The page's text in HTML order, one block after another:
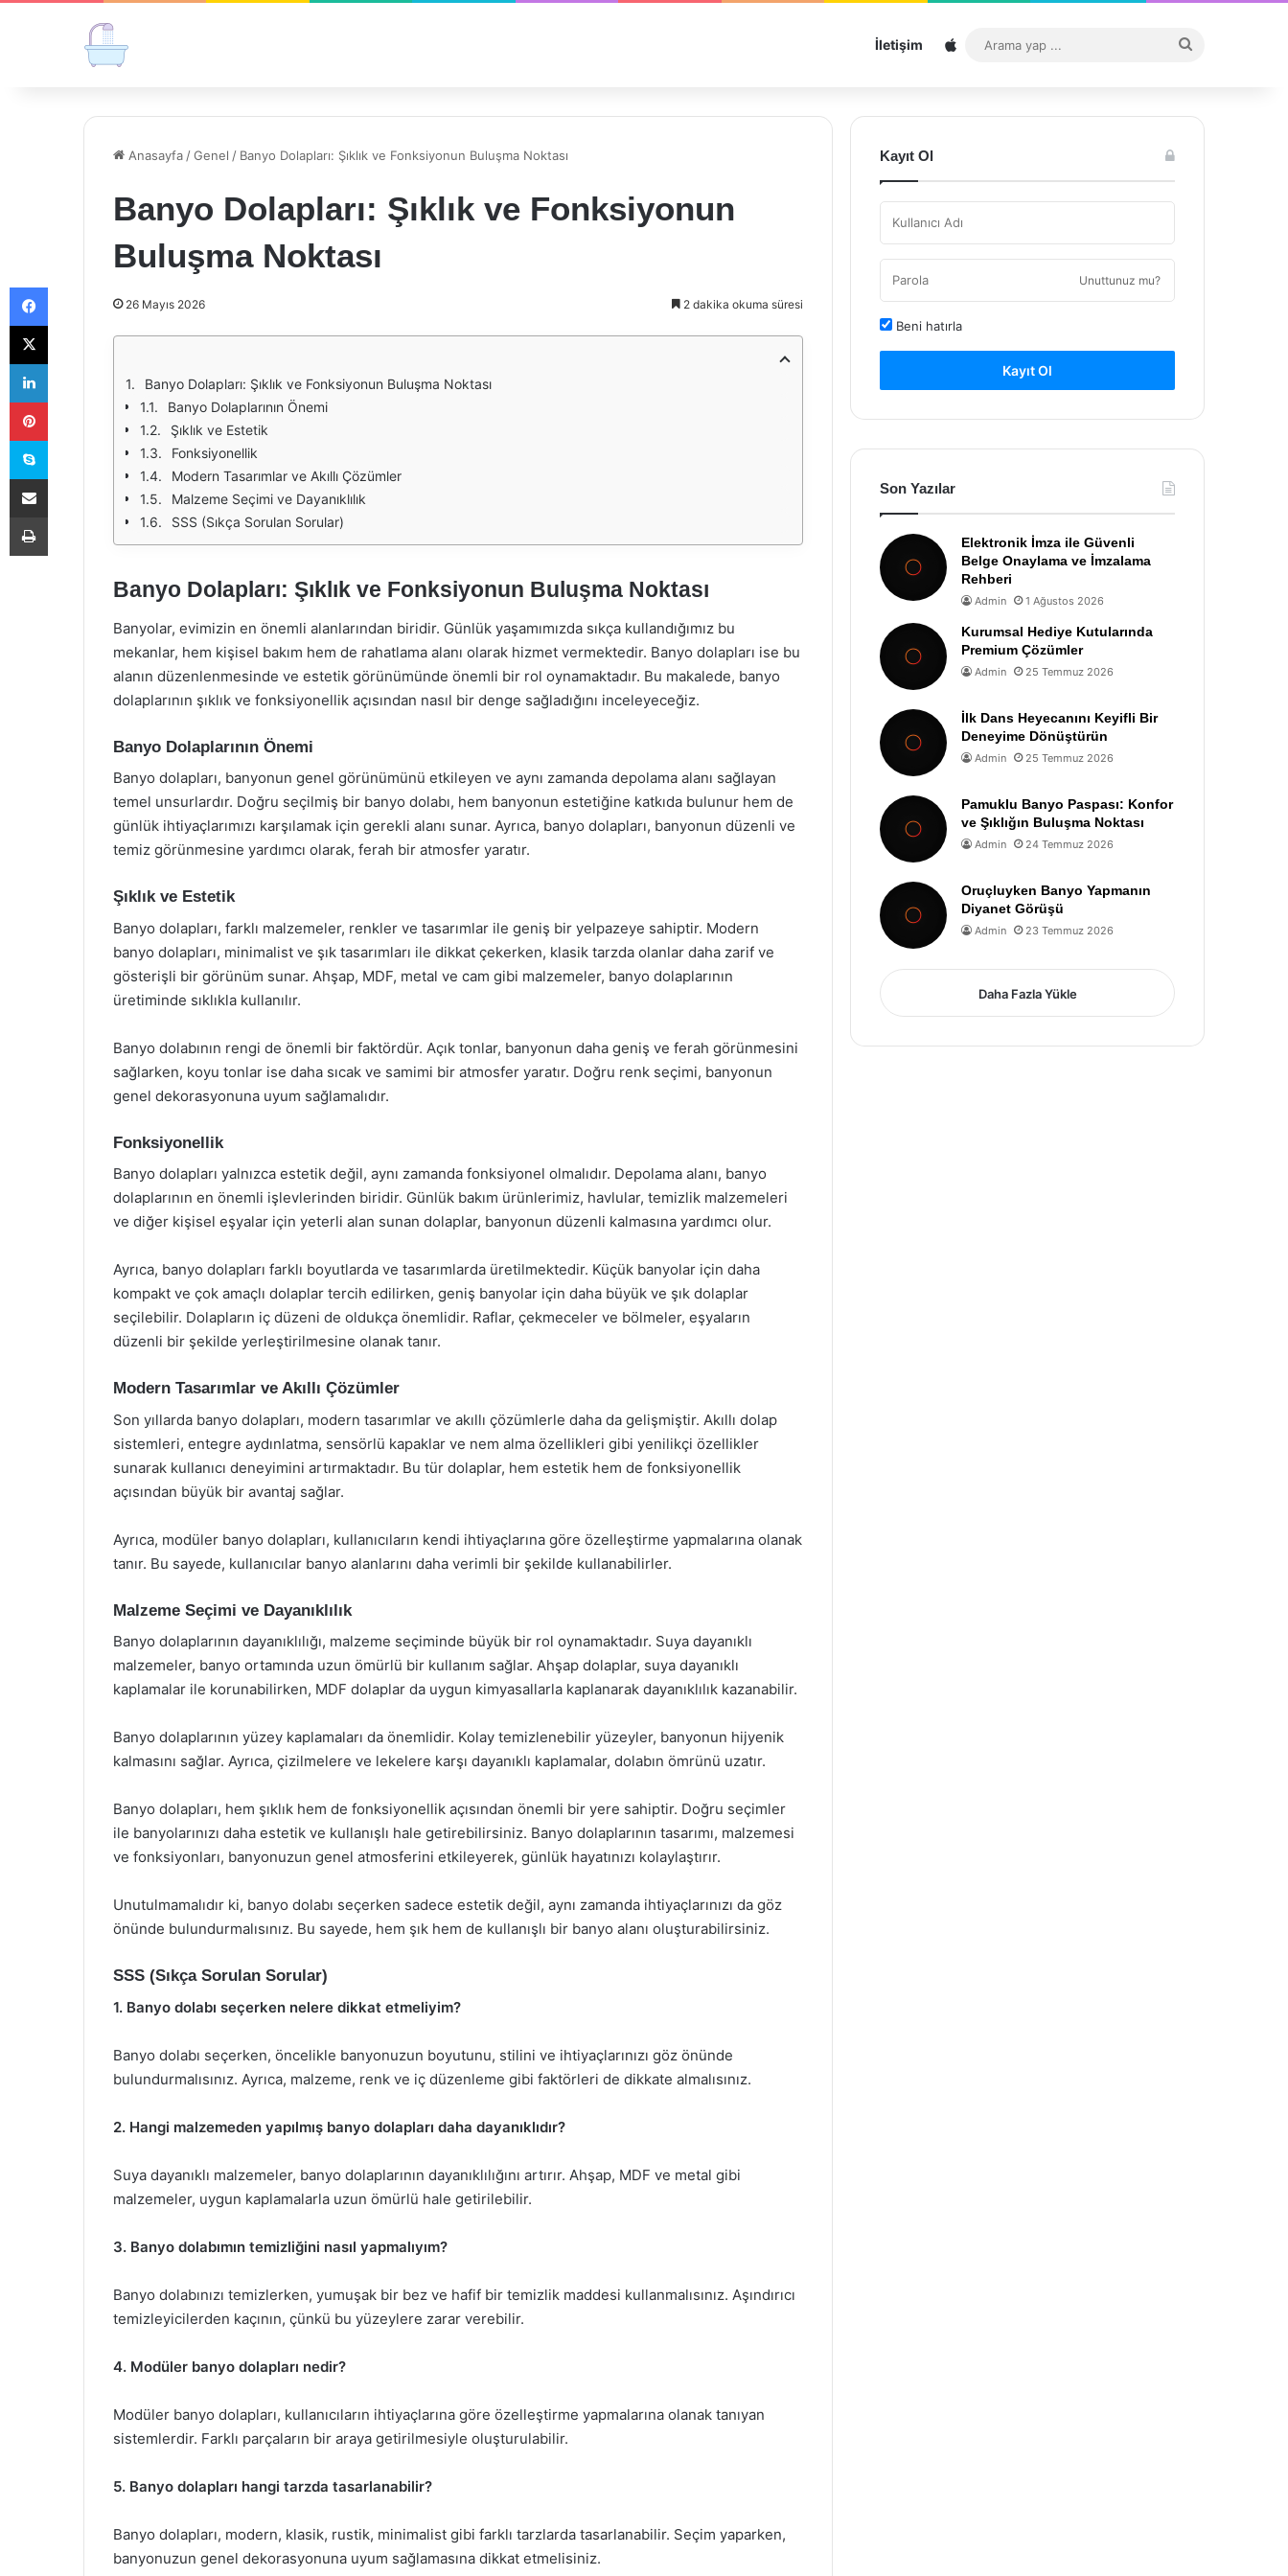
İletişim Sitemap
...
Anasayfa /Genel / Banyo Dolapları: Şıklık ve Fonksiyonun Buluşma Noktası
Banyo Dolapları: Şıklık ve Fonksiyonun
Buluşma Noktası
26 Mayıs 2026 2 dakika okuma süresi
Banyo Dolapları: Şıklık ve Fonksiyonun Buluşma Noktası
Banyo Dolaplarının Önemi
Şıklık ve Estetik
Fonksiyonellik
Modern Tasarımlar ve Akıllı Çözümler
Malzeme Seçimi ve Dayanıklılık
SSS (Sıkça Sorulan Sorular)
Banyo Dolapları: Şıklık ve Fonksiyonun Buluşma Noktası
Banyolar, evimizin en önemli alanlarından biridir. Günlük yaşamımızda sıkça kullandığımız bu
mekanlar, hem kişisel bakım hem de rahatlama alanı olarak hizmet vermektedir. Banyo dolapları ise bu
alanın düzenlenmesinde ve estetik görünümünde önemli bir rol oynamaktadır. Bu makalede, banyo
dolaplarının şıklık ve fonksiyonellik açısından nasıl bir denge sağladığını inceleyeceğiz.
Banyo Dolaplarının Önemi
Banyo dolapları, banyonun genel görünümünü etkileyen ve aynı zamanda depolama alanı sağlayan
temel unsurlardır. Doğru seçilmiş bir banyo dolabı, hem banyonun estetiğine katkıda bulunur hem de
günlük ihtiyaçlarımızı karşılamak için gerekli alanı sunar. Ayrıca, banyo dolapları, banyonun düzenli ve
temiz görünmesine yardımcı olarak, ferah bir atmosfer yaratır.
Şıklık ve Estetik
Banyo dolapları, farklı malzemeler, renkler ve tasarımlar ile geniş bir yelpazeye sahiptir. Modern
banyo dolapları, minimalist ve şık tasarımları ile dikkat çekerken, klasik tarzda olanlar daha zarif ve
gösterişli bir görünüm sunar. Ahşap, MDF, metal ve cam gibi malzemeler, banyo dolaplarının
üretiminde sıklıkla kullanılır.
Banyo dolabının rengi de önemli bir faktördür. Açık tonlar, banyonun daha geniş ve ferah görünmesini
sağlarken, koyu tonlar ise daha sıcak ve samimi bir atmosfer yaratır. Doğru renk seçimi, banyonun
genel dekorasyonuna uyum sağlamalıdır.
Fonksiyonellik
Banyo dolapları yalnızca estetik değil, aynı zamanda fonksiyonel olmalıdır. Depolama alanı, banyo
dolaplarının en önemli işlevlerinden biridir. Günlük bakım ürünlerimiz, havlular, temizlik malzemeleri
ve diğer kişisel eşyalar için yeterli alan sunan dolaplar, banyonun düzenli kalmasına yardımcı olur.
Ayrıca, banyo dolapları farklı boyutlarda ve tasarımlarda üretilmektedir. Küçük banyolar için daha
kompakt ve çok amaçlı dolaplar tercih edilirken, geniş banyolar için daha büyük ve şık dolaplar
seçilebilir. Dolapların iç düzeni de oldukça önemlidir. Raflar, çekmeceler ve bölmeler, eşyaların
düzenli bir şekilde yerleştirilmesine olanak tanır.
Modern Tasarımlar ve Akıllı Çözümler
Son yıllarda banyo dolapları, modern tasarımlar ve akıllı çözümlerle daha da gelişmiştir. Akıllı dolap
sistemleri, entegre aydınlatma, sensörlü kapaklar ve nem alma özellikleri gibi yenilikçi özellikler
sunarak kullanıcı deneyimini artırmaktadır. Bu tür dolaplar, hem estetik hem de fonksiyonellik
açısından büyük bir avantaj sağlar.
Ayrıca, modüler banyo dolapları, kullanıcıların kendi ihtiyaçlarına göre özelleştirme yapmalarına olanak
tanır. Bu sayede, kullanıcılar banyo alanlarını daha verimli bir şekilde kullanabilirler.
Malzeme Seçimi ve Dayanıklılık
Banyo dolaplarının dayanıklılığı, malzeme seçiminde büyük bir rol oynamaktadır. Suya dayanıklı
malzemeler, banyo ortamında uzun ömürlü bir kullanım sağlar. Ahşap dolaplar, suya dayanıklı
kaplamalar ile korunabilirken, MDF dolaplar da uygun kimyasallarla kaplanarak dayanıklılık kazanabilir.
Banyo dolaplarının yüzey kaplamaları da önemlidir. Kolay temizlenebilir yüzeyler, banyonun hijyenik
kalmasını sağlar. Ayrıca, çizilmelere ve lekelere karşı dayanıklı kaplamalar, dolabın ömrünü uzatır.
Banyo dolapları, hem şıklık hem de fonksiyonellik açısından önemli bir yere sahiptir. Doğru seçimler
ile banyolarınızı daha estetik ve kullanışlı hale getirebilirsiniz. Banyo dolaplarının tasarımı, malzemesi
ve fonksiyonları, banyonuzun genel atmosferini etkileyerek, günlük hayatınızı kolaylaştırır.
Unutulmamalıdır ki, banyo dolabı seçerken sadece estetik değil, aynı zamanda ihtiyaçlarınızı da göz
önünde bulundurmalısınız. Bu sayede, hem şık hem de kullanışlı bir banyo alanı oluşturabilirsiniz.
SSS (Sıkça Sorulan Sorular)
1. Banyo dolabı seçerken nelere dikkat etmeliyim?
Banyo dolabı seçerken, öncelikle banyonuzun boyutunu, stilini ve ihtiyaçlarınızı göz önünde
bulundurmalısınız. Ayrıca, malzeme, renk ve iç düzenleme gibi faktörleri de dikkate almalısınız.
2. Hangi malzemeden yapılmış banyo dolapları daha dayanıklıdır?
Suya dayanıklı malzemeler, banyo dolaplarının dayanıklılığını artırır. Ahşap, MDF ve metal gibi
malzemeler, uygun kaplamalarla uzun ömürlü hale getirilebilir.
3. Banyo dolabımın temizliğini nasıl yapmalıyım?
Banyo dolabınızı temizlerken, yumuşak bir bez ve hafif bir temizlik maddesi kullanmalısınız. Aşındırıcı
temizleyicilerden kaçının, çünkü bu yüzeylere zarar verebilir.
4. Modüler banyo dolapları nedir?
Modüler banyo dolapları, kullanıcıların ihtiyaçlarına göre özelleştirme yapmalarına olanak tanıyan
sistemlerdir. Farklı parçaların bir araya getirilmesiyle oluşturulabilir.
5. Banyo dolapları hangi tarzda tasarlanabilir?
Banyo dolapları, modern, klasik, rustik, minimalist gibi farklı tarzlarda tasarlanabilir. Seçim yaparken,
banyonuzun genel dekorasyonuna uyum sağlamasına dikkat etmelisiniz.
Kayıt Ol
Unuttunuz mu?
Beni hatırla
Kayıt Ol
Son Yazılar
Elektronik İmza ile Güvenli
Belge Onaylama ve İmzalama
Rehberi
Admin 1 Ağustos 2026
Kurumsal Hediye Kutularında
Premium Çözümler
Admin 25 Temmuz 2026
İlk Dans Heyecanını Keyifli Bir
Deneyime Dönüştürün
Admin 25 Temmuz 2026
Pamuklu Banyo Paspası: Konfor
ve Şıklığın Buluşma Noktası
Admin 24 Temmuz 2026
Oruçluyken Banyo Yapmanın
Diyanet Görüşü
Admin 23 Temmuz 2026
Daha Fazla Yükle
Facebook
X
LinkedIn
Pinterest
Skype
E-Posta ile paylaş